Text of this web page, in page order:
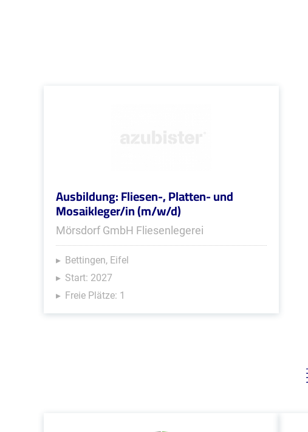
Ausbildung: Fliesen-, Platten- und
Mosaikleger/in (m/w/d)
Mörsdorf GmbH Fliesenlegerei
Bettingen, Eifel
Start: 2027
Freie Plätze: 1